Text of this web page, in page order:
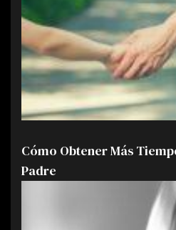
Cómo Obtener Más
Padre